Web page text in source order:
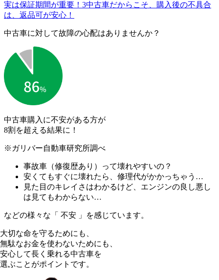
実は保証期間が重要！ 3中古車だからこそ、購入後の不具合
は、返品可が安心！
中古車に対して故障の心配はありませんか？
中古車購入に不安がある方が
8割を超える結果に！
※ガリバー自動車研究所調べ
事故車（修復歴あり）って壊れやすいの？
安くてもすぐに壊れたら、修理代がかかっちゃう…
見た目のキレイさはわかるけど、エンジンの良し悪し
は見てもわからない…
などの様々な「 不安 」を感じています。
大切な命を守るためにも、
無駄なお金を使わないためにも、
安心して長く乗れる中古車を
選ぶことがポイントです。